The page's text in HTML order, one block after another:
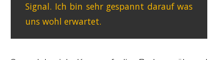
Signal. Ich bin sehr gespannt darauf was
uns wohl erwartet.